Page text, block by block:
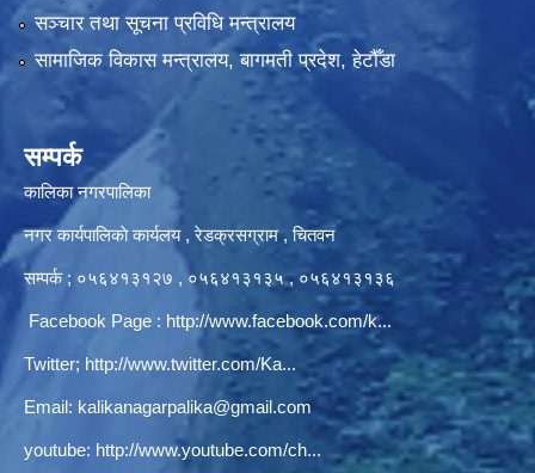
सञ्‍चार तथा सूचना प्रविधि मन्त्रालय
सामाजिक विकास मन्त्रालय, बागमती प्रदेश, हेटौँडा
सम्पर्क
कालिका नगरपालिका
नगर कार्यपालिकाे कार्यलय‍ , रेडक्रसग्राम , चितवन
सम्पर्क ; ०५६४१३१२७ , ०५६४१३१३५ , ०५६४१३१३६
Facebook Page : http://www.facebook.com/k...
Twitter; http://www.twitter.com/Ka...
Email: kalikanagarpalika@gmail.com
youtube: http://www.youtube.com/ch...